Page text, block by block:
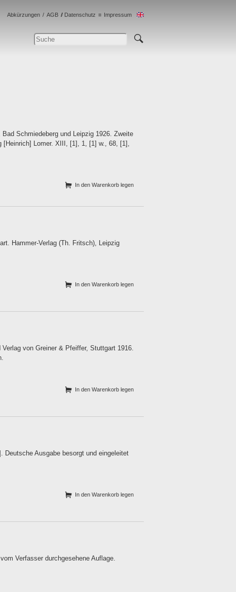
Abkürzungen AGB Datenschutz Impressum
Schmiedeberg und Leipzig 1926. Zweite
[Heinrich] Lomer. XIII, [1], 1, [1] w., 68, [1],
In den Warenkorb legen
Hammer-Verlag (Th. Fritsch), Leipzig
In den Warenkorb legen
von Greiner & Pfeiffer, Stuttgart 1916.
In den Warenkorb legen
Deutsche Ausgabe besorgt und eingeleitet
In den Warenkorb legen
Verfasser durchgesehene Auflage.